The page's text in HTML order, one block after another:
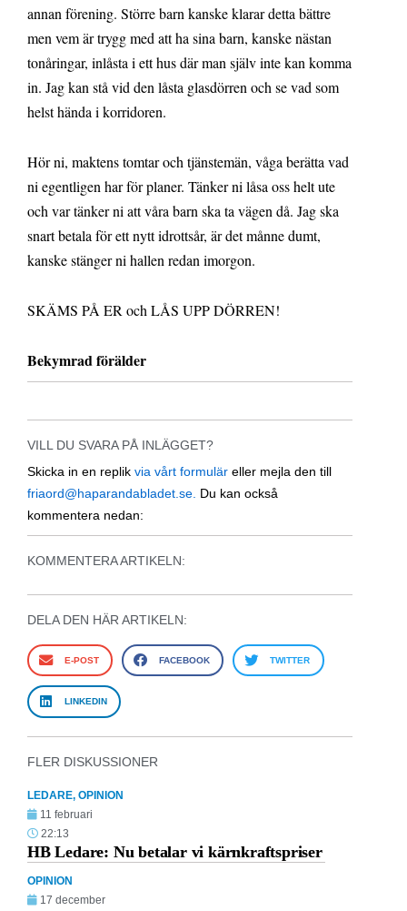
annan förening. Större barn kanske klarar detta bättre
men vem är trygg med att ha sina barn, kanske nästan
tonåringar, inlåsta i ett hus där man själv inte kan komma
in. Jag kan stå vid den låsta glasdörren och se vad som
helst hända i korridoren.
Hör ni, maktens tomtar och tjänstemän, våga berätta vad
ni egentligen har för planer. Tänker ni låsa oss helt ute
och var tänker ni att våra barn ska ta vägen då. Jag ska
snart betala för ett nytt idrottsår, är det månne dumt,
kanske stänger ni hallen redan imorgon.
SKÄMS PÅ ER och LÅS UPP DÖRREN!
Bekymrad förälder
VILL DU SVARA PÅ INLÄGGET?
Skicka in en replik via vårt formulär eller mejla den till
friaord@haparandabladet.se. Du kan också
kommentera nedan:
KOMMENTERA ARTIKELN:
DELA DEN HÄR ARTIKELN:
E-POST FACEBOOK TWITTER
LINKEDIN
FLER DISKUSSIONER
LEDARE, OPINION
11 februari
22:13
HB Ledare: Nu betalar vi kärnkraftspriser
OPINION
17 december